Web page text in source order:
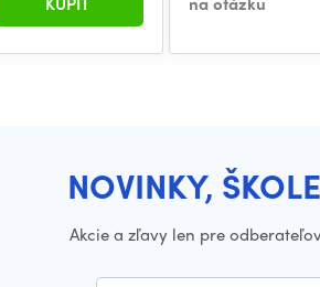
NOVINKY,
Akcie a zľavy len pre odberateľov